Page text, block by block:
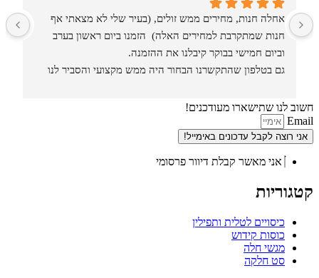
וביום חמישי בבוקר קיבלנו את ההזמנה.
חשוב לנו שתישארו מעודכנים!
Email
אני רוצה לקבל עדכונים באימייל!
אני מאשר קבלת דיוור פרסומי
קטגוריות
כיסויים לטלית ותפילין
כוסות קידוש
מגשי חלה
סט חלקה